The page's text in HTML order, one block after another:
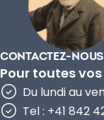
CONTACTEZ-NOUS
Pour toutes
Du lundi au
Tel : +41 842